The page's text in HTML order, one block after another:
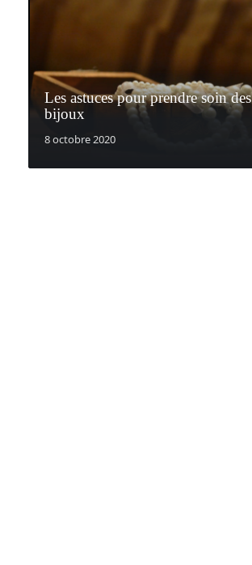
Les astuces pour prendre soin des
bijoux
8 octobre 2020